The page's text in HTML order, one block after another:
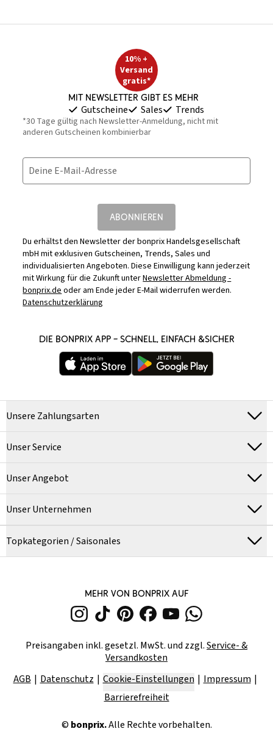
10% +
Versand
gratis*
Mit Newsletter gibt es mehr
Gutscheine Sales Trends
*30 Tage gültig nach Newsletter-Anmeldung, nicht mit
anderen Gutscheinen kombinierbar
Deine E-Mail-Adresse
ABONNIEREN
Du erhältst den Newsletter der bonprix Handelsgesellschaft
mbH mit exklusiven Gutscheinen, Trends, Sales und
individualisierten Angeboten. Diese Einwilligung kann jederzeit
mit Wirkung für die Zukunft unterNewsletter Abmeldung -
bonprix.deoder am Ende jeder E-Mail widerrufen werden.
Datenschutzerklärung
DIE BONPRIX APP – SCHNELL, EINFACH &SICHER
Unsere Zahlungsarten
Unser Service
Unser Angebot
Unser Unternehmen
Topkategorien / Saisonales
MEHR VON BONPRIX AUF
Preisangaben inkl. gesetzl. MwSt. und zzgl.Service- &
Versandkosten
AGB
Datenschutz Cookie-Einstellungen
Impressum
Barrierefreiheit
© bonprix.Alle Rechte vorbehalten.